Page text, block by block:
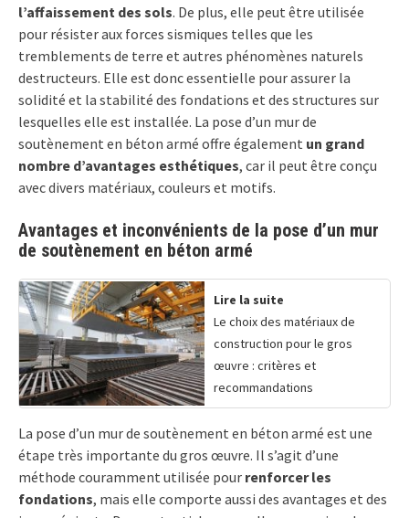
l’affaissement des sols. De plus, elle peut être utilisée
pour résister aux forces sismiques telles que les
tremblements de terre et autres phénomènes naturels
destructeurs. Elle est donc essentielle pour assurer la
solidité et la stabilité des fondations et des structures sur
lesquelles elle est installée. La pose d’un mur de
soutènement en béton armé offre également un grand
nombre d’avantages esthétiques, car il peut être conçu
avec divers matériaux, couleurs et motifs.
Avantages et inconvénients de la pose d’un mur
de soutènement en béton armé
Lire la suite
Le choix des matériaux de
construction pour le gros
œuvre : critères et
recommandations
La pose d’un mur de soutènement en béton armé est une
étape très importante du gros œuvre. Il s’agit d’une
méthode couramment utilisée pour renforcer les
fondations, mais elle comporte aussi des avantages et des